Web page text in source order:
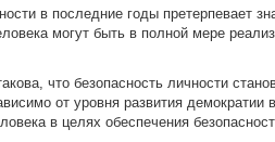
в последние годы претерпевает
могут быть в полной мере
что безопасность личности
от уровня развития
в целях обеспечения